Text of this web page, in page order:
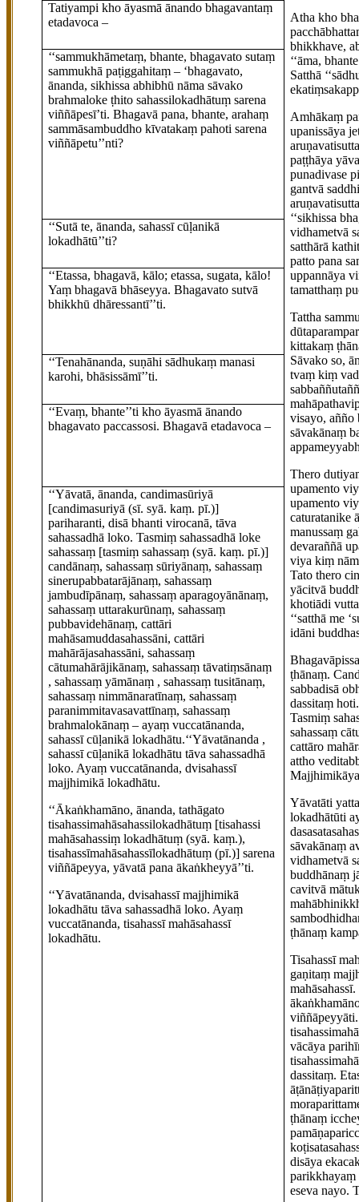
Atha kho
bhikkhave,
‘‘āma,
Satthā
Amhākaṃ
upanissāya
paṭṭhāya
punadivase
gantvā
‘‘sikhissa
vidhametvā
satthārā
patto pana
uppannāya
tamatthaṃ
Tattha
kittakaṃ
Sāvako so,
tvaṃ kiṃ
visayo, añño
sāvakānaṃ
Thero
upamento
upamento
caturatanike
manussaṃ
devaraññā
viya kiṃ
Tato thero
yācitvā
khotiādi
‘‘satthā me
idāni
ṭhānaṃ.
sabbadisā
dassitaṃ
Tasmiṃ
sahassaṃ
cattāro
attho
Yāvatāti
lokadhātūti
sāvakānaṃ
vidhametvā
buddhānaṃ
cavitvā
ṭhānaṃ
Tisahassī
gaṇitaṃ
viññāpeyyāti.
vācāya
dassitaṃ.
ṭhānaṃ
disāya
parikkhayaṃ
eseva nayo.
Tatiyampi kho āyasmā ānando bhagavantaṃ
etadavoca –
‘‘sammukhāmetaṃ, bhante, bhagavato sutaṃ
sammukhā paṭiggahitaṃ – ‘bhagavato,
ānanda, sikhissa abhibhū nāma sāvako
brahmaloke ṭhito sahassilokadhātuṃ sarena
viññāpesī’ti. Bhagavā pana, bhante, arahaṃ
sammāsambuddho kīvatakaṃ pahoti sarena
viññāpetu’’nti?
‘‘Sutā te, ānanda, sahassī cūḷanikā
lokadhātū’’ti?
‘‘Etassa, bhagavā, kālo; etassa, sugata, kālo!
Yaṃ bhagavā bhāseyya. Bhagavato sutvā
bhikkhū dhāressantī’’ti.
‘‘Tenahānanda, suṇāhi sādhukaṃ manasi
karohi, bhāsissāmī’’ti.
‘‘Evaṃ, bhante’’ti kho āyasmā ānando
bhagavato paccassosi. Bhagavā etadavoca –
‘‘Yāvatā, ānanda, candimasūriyā
[candimasuriyā (sī. syā. kaṃ. pī.)]
pariharanti, disā bhanti virocanā, tāva
sahassadhā loko. Tasmiṃ sahassadhā loke
sahassaṃ [tasmiṃ sahassaṃ (syā. kaṃ. pī.)]
candānaṃ, sahassaṃ sūriyānaṃ, sahassaṃ
sinerupabbatarājānaṃ, sahassaṃ
jambudīpānaṃ, sahassaṃ aparagoyānānaṃ,
sahassaṃ uttarakurūnaṃ, sahassaṃ
pubbavidehānaṃ, cattāri
mahāsamuddasahassāni, cattāri
mahārājasahassāni, sahassaṃ
cātumahārājikānaṃ, sahassaṃ tāvatiṃsānaṃ
, sahassaṃ yāmānaṃ , sahassaṃ tusitānaṃ,
sahassaṃ nimmānaratīnaṃ, sahassaṃ
paranimmitavasavattīnaṃ, sahassaṃ
brahmalokānaṃ – ayaṃ vuccatānanda,
sahassī cūḷanikā lokadhātu.‘‘Yāvatānanda ,
sahassī cūḷanikā lokadhātu tāva sahassadhā
loko. Ayaṃ vuccatānanda, dvisahassī
majjhimikā lokadhātu.
‘‘Ākaṅkhamāno, ānanda, tathāgato
tisahassimahāsahassilokadhātuṃ [tisahassi
mahāsahassiṃ lokadhātuṃ (syā. kaṃ.),
tisahassīmahāsahassīlokadhātuṃ (pī.)]sarena
viññāpeyya, yāvatā pana ākaṅkheyyā’’ti.
‘‘Yāvatānanda, dvisahassī majjhimikā
lokadhātu tāva sahassadhā loko. Ayaṃ
vuccatānanda, tisahassī mahāsahassī
lokadhātu.